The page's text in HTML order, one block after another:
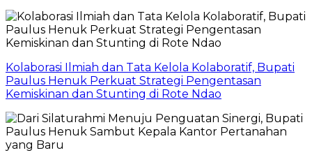
Kolaborasi Ilmiah dan Tata Kelola Kolaboratif, Bupati
Paulus Henuk Perkuat Strategi Pengentasan
Kemiskinan dan Stunting di Rote Ndao